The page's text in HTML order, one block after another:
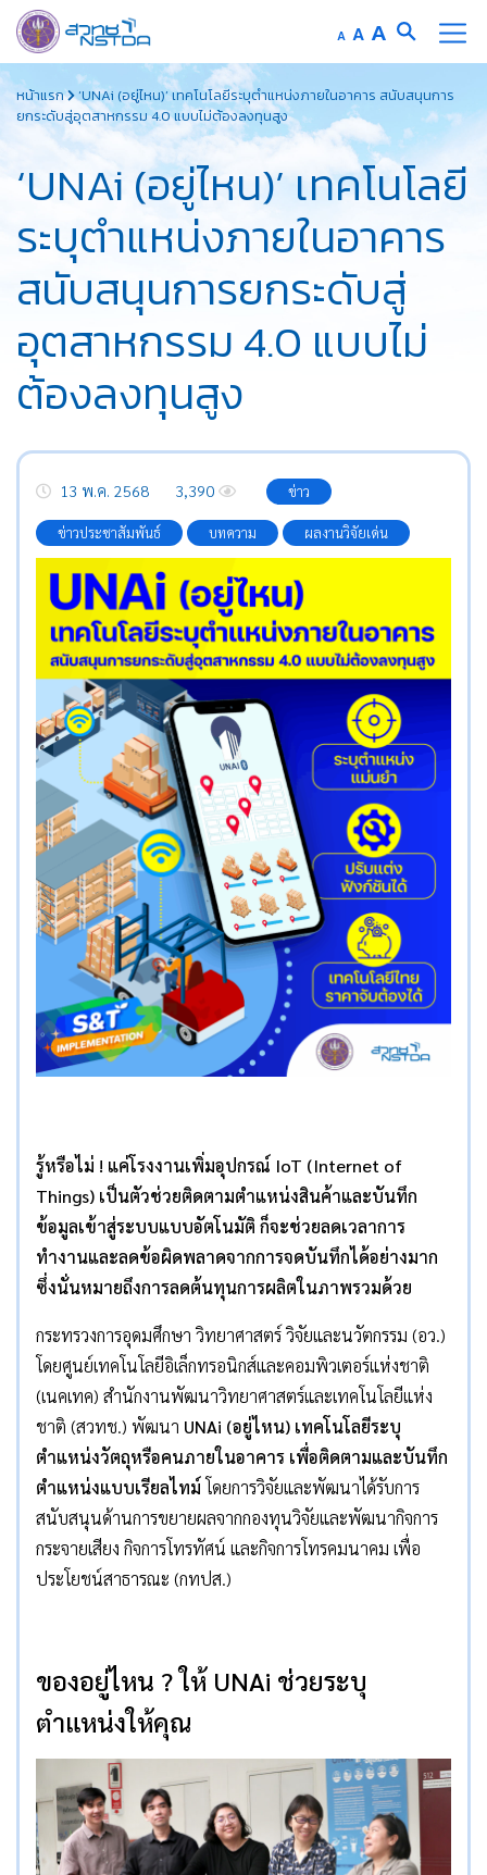
to
content
A Decrease
font
size.
AReset
font
size.
A Increase
font
size.
หน้าแรก
‘UNAi (อยู่ไหน)’ เทคโนโลยีระบุตำแหน่งภายในอาคาร สนับสนุนการ
ยกระดับสู่อุตสาหกรรม 4.0 แบบไม่ต้องลงทุนสูง
‘UNAi (อยู่ไหน)’ เทคโนโลยี
ระบุตำแหน่งภายในอาคาร
สนับสนุนการยกระดับสู่
อุตสาหกรรม 4.0 แบบไม่
ต้องลงทุนสูง
13 พ.ค. 2568 3,390 ข่าว
ข่าวประชาสัมพันธ์ บทความ ผลงานวิจัยเด่น
รู้หรือไม่ ! แค่โรงงานเพิ่มอุปกรณ์ IoT (Internet of
Things) เป็นตัวช่วยติดตามตำแหน่งสินค้าและบันทึก
ข้อมูลเข้าสู่ระบบแบบอัตโนมัติ ก็จะช่วยลดเวลาการ
ทำงานและลดข้อผิดพลาดจากการจดบันทึกได้อย่างมาก
ซึ่งนั่นหมายถึงการลดต้นทุนการผลิตในภาพรวมด้วย
กระทรวงการอุดมศึกษา วิทยาศาสตร์ วิจัยและนวัตกรรม (อว.)
โดยศูนย์เทคโนโลยีอิเล็กทรอนิกส์และคอมพิวเตอร์แห่งชาติ
(เนคเทค) สำนักงานพัฒนาวิทยาศาสตร์และเทคโนโลยีแห่ง
ชาติ (สวทช.) พัฒนา UNAi (อยู่ไหน) เทคโนโลยีระบุ
ตำแหน่งวัตถุหรือคนภายในอาคาร เพื่อติดตามและบันทึก
ตำแหน่งแบบเรียลไทม์ โดยการวิจัยและพัฒนาได้รับการ
สนับสนุนด้านการขยายผลจากกองทุนวิจัยและพัฒนากิจการ
กระจายเสียง กิจการโทรทัศน์ และกิจการโทรคมนาคม เพื่อ
ประโยชน์สาธารณะ (กทปส.)
ของอยู่ไหน ?ให้ UNAi ช่วยระบุ
ตำแหน่งให้คุณ